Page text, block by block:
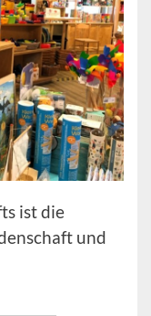
ist die
und